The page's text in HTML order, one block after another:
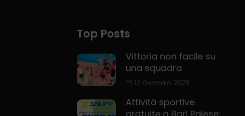
Top Posts
Vittoria non facile su
una squadra
12 Gennaio 2026
Attività sportive